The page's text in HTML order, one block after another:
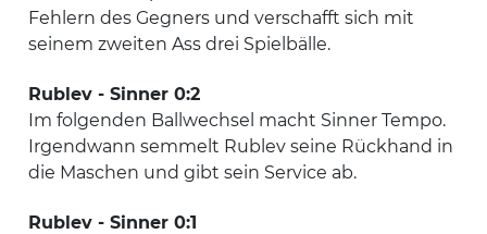
Fehlern des Gegners und verschafft sich mit
seinem zweiten Ass drei Spielbälle.
Rublev - Sinner 0:2
Im folgenden Ballwechsel macht Sinner Tempo.
Irgendwann semmelt Rublev seine Rückhand in
die Maschen und gibt sein Service ab.
Rublev - Sinner 0:1